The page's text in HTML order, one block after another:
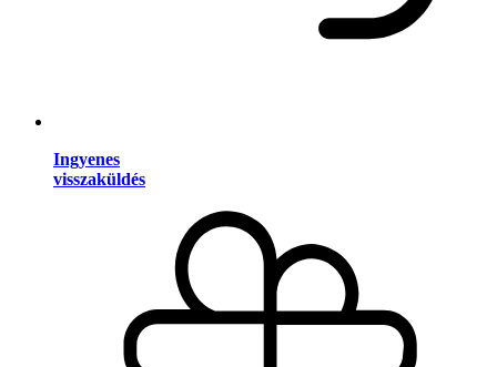
Ingyenes
visszaküldés